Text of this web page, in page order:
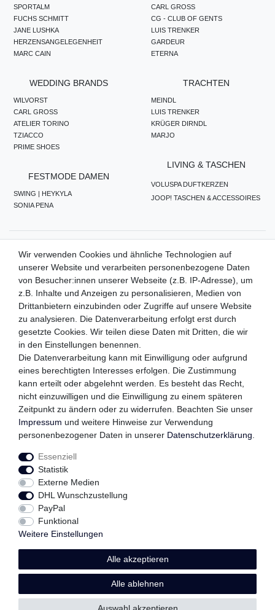
SPORTALM
FUCHS SCHMITT
JANE LUSHKA
HERZENSANGELEGENHEIT
MARC CAIN
CARL GROSS
CG - CLUB OF GENTS
LUIS TRENKER
GARDEUR
ETERNA
WEDDING BRANDS
WILVORST
CARL GROSS
ATELIER TORINO
TZIACCO
PRIME SHOES
FESTMODE DAMEN
SWING | HEYKYLA
SONIA PENA
TRACHTEN
MEINDL
LUIS TRENKER
KRÜGER DIRNDL
MARJO
LIVING & TASCHEN
VOLUSPA DUFTKERZEN
JOOP! TASCHEN & ACCESSOIRES
ZAHLUNGSMETHODEN
WIR VERSENDEN MIT
QUALITÄTSVERSPRECHEN
FOLGEN SIE UNS
Impressum
Widerrufs­recht Vertrag widerrufen
© Copyright 2026 | Alle Rechte vorbehalten.
Wir verwenden Cookies und ähnliche Technologien auf
unserer Website und verarbeiten personenbezogene Daten
von Besucher:innen unserer Webseite (z.B. IP-Adresse), um
z.B. Inhalte und Anzeigen zu personalisieren, Medien von
Drittanbietern einzubinden oder Zugriffe auf unsere Website
zu analysieren. Die Datenverarbeitung erfolgt erst durch
gesetzte Cookies. Wir teilen diese Daten mit Dritten, die wir
in den Einstellungen benennen.
Die Datenverarbeitung kann mit Einwilligung oder aufgrund
eines berechtigten Interesses erfolgen. Die Zustimmung
kann erteilt oder abgelehnt werden. Es besteht das Recht,
nicht einzuwilligen und die Einwilligung zu einem späteren
Zeitpunkt zu ändern oder zu widerrufen. Beachten Sie unser
Impressum und weitere Hinweise zur Verwendung
personenbezogener Daten in unserer Daten­schutz­erklärung
Essenziell
Statistik
Externe Medien
DHL Wunschzustellung
PayPal
Funktional
Weitere Einstellungen
Alle akzeptieren
Alle ablehnen